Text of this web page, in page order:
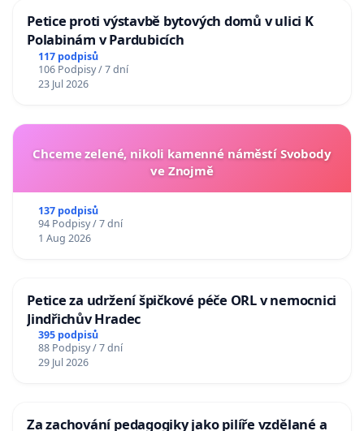
Petice proti výstavbě bytových domů v ulici K
Polabinám v Pardubicích
117 podpisů
106 Podpisy / 7 dní
23 Jul 2026
Chceme zelené, nikoli kamenné náměstí Svobody
ve Znojmě
137 podpisů
94 Podpisy / 7 dní
1 Aug 2026
Petice za udržení špičkové péče ORL v nemocnici
Jindřichův Hradec
395 podpisů
88 Podpisy / 7 dní
29 Jul 2026
Za zachování pedagogiky jako pilíře vzdělané a